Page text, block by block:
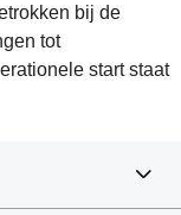
bij de
tot
start staat